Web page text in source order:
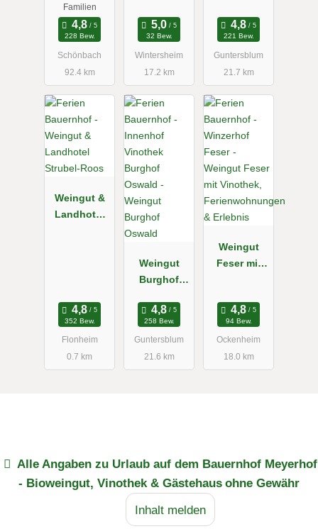
Familien
228 Bew.
Schönbach
92.4 km
32 Bew.
Wintersheim
17.2 km
221 Bew.
Guntersblum
21.7 km
Weingut &
Landhotel
352 Bew.
Flonheim
0.7 km
Weingut
Burghof
258 Bew.
Guntersblum
21.6 km
Weingut
Feser mit
ungen &
Erlebnis
94 Bew.
Ockenheim
18.0 km
Alle Angaben zu Urlaub auf dem Bauernhof Meyerhof
- Bioweingut, Vinothek & Gästehaus ohne Gewähr
Inhalt melden